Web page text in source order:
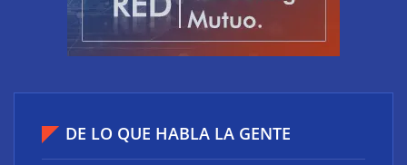
¿Por qué utilizar los servicios de un administrador
de fincas para tu comunidad?
DE LO QUE HABLA LA GENTE